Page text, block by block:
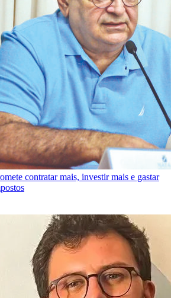
contratar mais, investir mais e gastar